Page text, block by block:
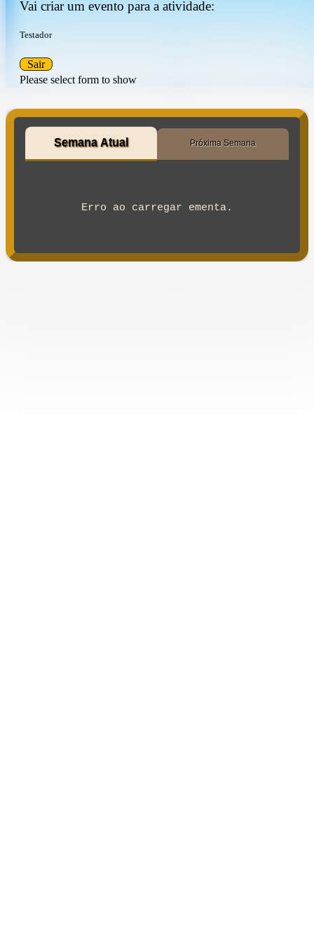
Vai criar um evento para a atividade:
Testador
Please select form to show
Sair
Semana Atual Próxima Semana
Erro ao carregar ementa.